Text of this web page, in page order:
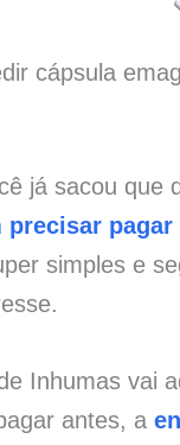
cápsula
já sacou que
precisar pagar
simples e
Inhumas vai
antes, a